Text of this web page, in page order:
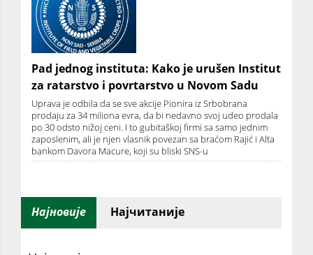
Pad jednog instituta: Kako je urušen Institut
za ratarstvo i povrtarstvo u Novom Sadu
Uprava je odbila da se sve akcije Pionira iz Srbobrana
prodaju za 34 miliona evra, da bi nedavno svoj udeo prodala
po 30 odsto nižoj ceni. I to gubitaškoj firmi sa samo jednim
zaposlenim, ali je njen vlasnik povezan sa braćom Rajić i Alta
bankom Davora Macure, koji su bliski SNS-u
Најновије Најчитаније